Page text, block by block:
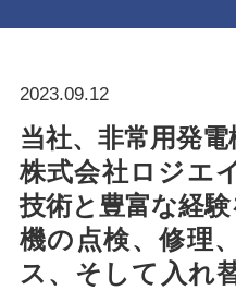
2023.09.12
当社、非常用発
株式会社ロジエ
技術と豊富な経
機の点検、修理
ス、そして入れ